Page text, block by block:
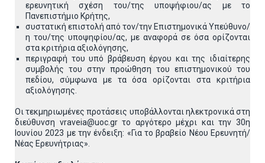
ερευνητική σχέση του/της υποψήφιου/ας με το
Πανεπιστήμιο Κρήτης,
συστατική επιστολή από τον/την Επιστημονικά Υπεύθυνο/
η του/της υποψηφίου/ας, με αναφορά σε όσα ορίζονται
στα κριτήρια αξιολόγησης,
περιγραφή του υπό βράβευση έργου και της ιδιαίτερης
συμβολής του στην προώθηση του επιστημονικού του
πεδίου, σύμφωνα με τα όσα ορίζονται στα κριτήρια
αξιολόγησης.
Οι τεκμηριωμένες προτάσεις υποβάλλονται ηλεκτρονικά στη
διεύθυνση vraveia@uoc.gr το αργότερο μέχρι και την 30η
Ιουνίου 2023 με την ένδειξη: «Για το βραβείο Νέου Ερευνητή/
Νέας Ερευνήτριας».